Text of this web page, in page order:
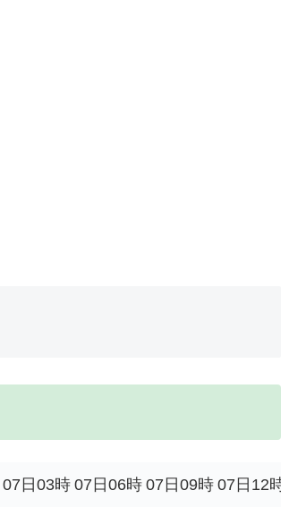
07日03時 07日06時 07日09時 07日12時